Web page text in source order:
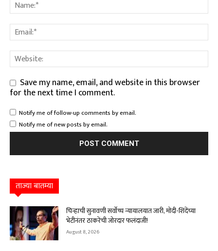
Save my name, email, and website in this browser
for the next time I comment.
Notify me of follow-up comments by email.
Notify me of new posts by email.
ताज्या बातम्या
चिन्हाची सुनावणी सर्वोच्च न्यायालयात जारी, मोदी-शिंदेंच्या
भेटीनंतर ठाकरेंची जोरदार फलंदाजी!
August 8, 2026